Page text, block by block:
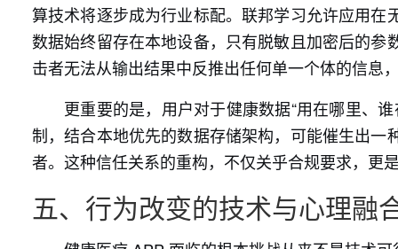
算技术将逐步成为行业标配。联邦学习允许应用
数据始终留存在本地设备，只有脱敏且加密后的
击者无法从输出结果中反推出任何单一个体的信息
更重要的是，用户对于健康数据“用在哪里、
制，结合本地优先的数据存储架构，可能催生出
者。这种信任关系的重构，不仅关乎合规要求，更
五、行为改变的技术与心理融